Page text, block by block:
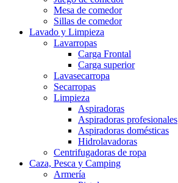
Mesa de comedor
Sillas de comedor
Lavado y Limpieza
Lavarropas
Carga Frontal
Carga superior
Lavasecarropa
Secarropas
Limpieza
Aspiradoras
Aspiradoras profesionales
Aspiradoras domésticas
Hidrolavadoras
Centrifugadoras de ropa
Caza, Pesca y Camping
Armería